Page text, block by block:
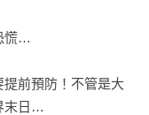
慌…
前預防！不管是大
末日…